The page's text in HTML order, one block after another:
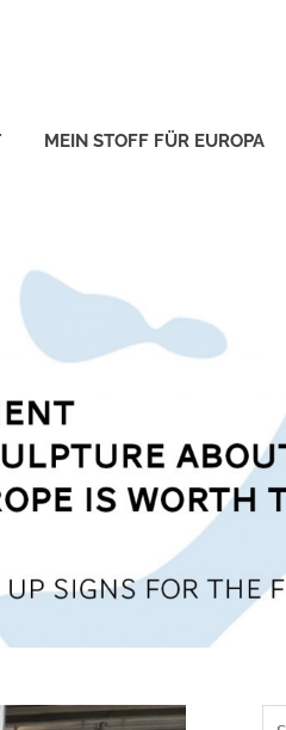
MEIN STOFF FÜR EUROPA